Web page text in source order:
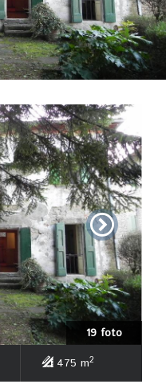
19 foto
475 m2